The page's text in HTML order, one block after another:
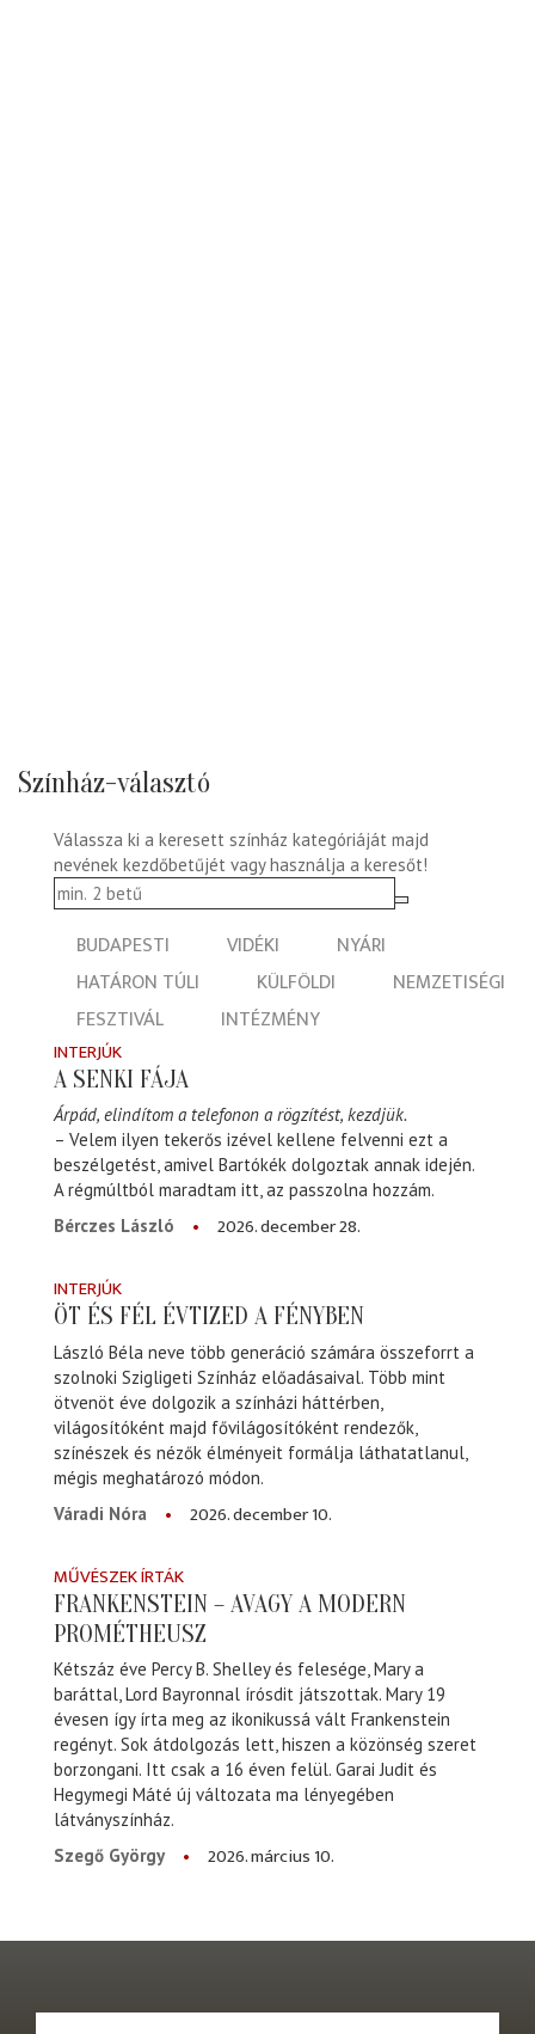
Színház-választó
Válassza ki a keresett színház kategóriáját majd
nevének kezdőbetűjét vagy használja a keresőt!
BUDAPESTI VIDÉKI
NYÁRI
HATÁRON TÚLI
KÜLFÖLDI
NEMZETISÉGI
FESZTIVÁL
INTÉZMÉNY
INTERJÚK
A SENKI FÁJA
Árpád, elindítom a telefonon a rögzítést, kezdjük.
– Velem ilyen tekerős izével kellene felvenni ezt a
beszélgetést, amivel Bartókék dolgoztak annak idején.
A régmúltból maradtam itt, az passzolna hozzám.
Bérczes László
2026. december 28.
INTERJÚK
ÖT ÉS FÉL ÉVTIZED A FÉNYBEN
László Béla neve több generáció számára összeforrt a
szolnoki Szigligeti Színház előadásaival. Több mint
ötvenöt éve dolgozik a színházi háttérben,
világosítóként majd fővilágosítóként rendezők,
színészek és nézők élményeit formálja láthatatlanul,
mégis meghatározó módon.
Váradi Nóra
2026. december 10.
MŰVÉSZEK ÍRTÁK
FRANKENSTEIN – AVAGY A MODERN
PROMÉTHEUSZ
Kétszáz éve Percy B. Shelley és felesége, Mary a
baráttal, Lord Bayronnal írósdit játszottak. Mary 19
évesen így írta meg az ikonikussá vált Frankenstein
regényt. Sok átdolgozás lett, hiszen a közönség szeret
borzongani. Itt csak a 16 éven felül. Garai Judit és
Hegymegi Máté új változata ma lényegében
látványszínház.
Szegő György
2026. március 10.